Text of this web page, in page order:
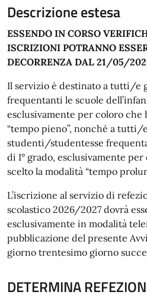
Descrizione estesa
ESSENDO IN CORSO
ISCRIZIONI POTRANNO
DECORRENZA DAL 21/05/
Il servizio è destinato a tutti/
frequentanti le scuole
esclusivamente per coloro che
“tempo pieno”, nonché a
studenti/studentesse
di I° grado, esclusivamente
scelto la modalità “tempo
L’iscrizione al servizio di
scolastico 2026/2027 dovrà
esclusivamente in modalità
pubblicazione del presente
giorno trentesimo giorno
DETERMINA